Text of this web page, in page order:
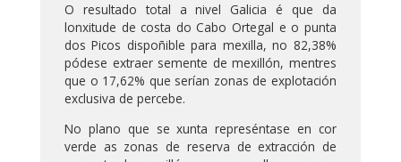
O resultado total a nivel Galicia é que da
lonxitude de costa do Cabo Ortegal e o punta
dos Picos dispoñible para mexilla, no 82,38%
pódese extraer semente de mexillón, mentres
que o 17,62% que serían zonas de explotación
exclusiva de percebe.
No plano que se xunta represéntase en cor
verde as zonas de reserva de extracción de